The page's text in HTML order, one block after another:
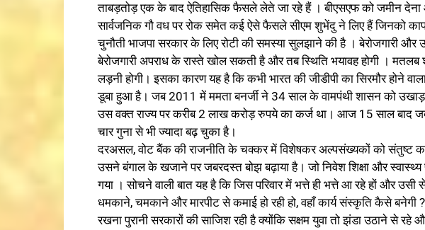
ताबड़तोड़ एक के बाद ऐतिहासिक फैसले लेते जा रहे हैं । बीएसएफ को जमीन देना
सार्वजनिक गौ वध पर रोक समेत कई ऐसे फैसले सीएम शुभेंदु ने लिए हैं जिनको
चुनौती भाजपा सरकार के लिए रोटी की समस्या सुलझाने की है । बेरोजगारी और
बेरोजगारी अपराध के रास्ते खोल सकती है और तब स्थिति भयावह होगी ।
लड़नी होगी। इसका कारण यह है कि कभी भारत की जीडीपी का सिरमौर
डूबा हुआ है। जब 2011 में ममता बनर्जी ने 34 साल के वामपंथी शासन को उखाड़
उस वक्त राज्य पर करीब 2 लाख करोड़ रुपये का कर्ज था। आज 15 साल बाद
चार गुना से भी ज्यादा बढ़ चुका है।
दरअसल, वोट बैंक की राजनीति के चक्कर में विशेषकर अल्पसंख्यकों को संतुष्ट
उसने बंगाल के खजाने पर जबरदस्त बोझ बढ़ाया है। जो निवेश शिक्षा और स्वास्थ्य
गया । सोचने वाली बात यह है कि जिस परिवार में भत्ते ही भत्ते आ रहे हों और
धमकाने, चमकाने और मारपीट से कमाई हो रही हो, वहाँ कार्य संस्कृति कैसे बनेगी
रखना पुरानी सरकारों की साजिश रही है क्योंकि सक्षम युवा तो झंडा उठाने से रहे